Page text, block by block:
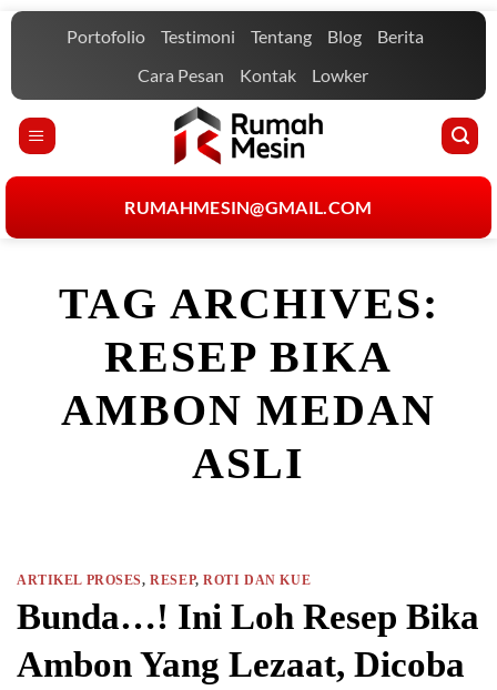
Skip
Portofolio Testimoni Tentang Blog
Berita
Cara Pesan
Kontak Lowker
RUMAHMESIN@GMAIL.COM
TAG ARCHIVES:
RESEP BIKA
AMBON MEDAN
ASLI
ARTIKEL PROSES,RESEP,ROTI DAN KUE
Bunda…! Ini Loh Resep Bika
Ambon Yang Lezaat, Dicoba